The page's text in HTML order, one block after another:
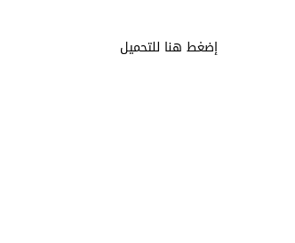
إضغط هنا للتحميل